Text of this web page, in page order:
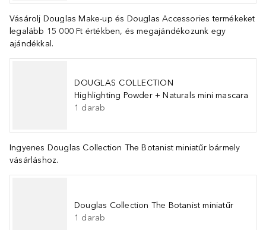
Vásárolj Douglas Make-up és Douglas Accessories termékeket
legalább 15 000 Ft értékben, és megajándékozunk egy
ajándékkal.
DOUGLAS COLLECTION
Highlighting Powder + Naturals mini mascara
1 darab
Ingyenes Douglas Collection The Botanist miniatűr bármely
vásárláshoz.
Douglas Collection The Botanist miniatűr
1 darab